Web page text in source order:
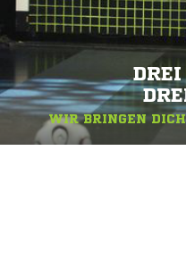
WIR BRINGEN